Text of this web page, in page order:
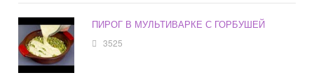
ПИРОГ В МУЛЬТИВАРКЕ С ГОРБУШЕЙ
3525